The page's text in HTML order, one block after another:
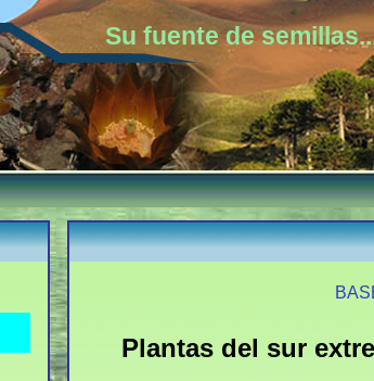
Su fuente de
Plantas del sur